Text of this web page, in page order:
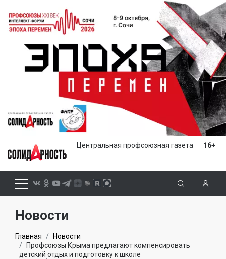
Центральная профсоюзная газета 16+
Новости
Главная
Новости
Профсоюзы Крыма предлагают компенсировать
детский отдых и подготовку к школе